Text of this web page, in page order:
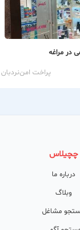
در مراغه
پراخت امننردبان
چچیلاس
درباره ما
وبلاگ
مشاغل